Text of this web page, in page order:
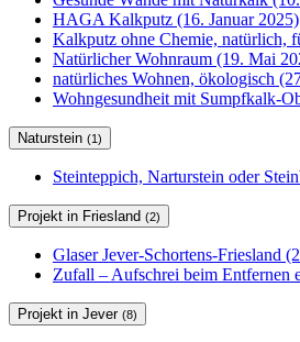
HAGA Kalkputz (16. Januar 2025)
Kalkputz ohne Chemie, natürlich,
Natürlicher Wohnraum (19. Mai
natürliches Wohnen, ökologisch
Wohngesundheit mit Sumpfkalk-
Naturstein (1)
Steinteppich, Narturstein oder
Projekt in Friesland (2)
Glaser Jever-Schortens-Friesland
Zufall – Aufschrei beim Entfernen
Projekt in Jever (8)